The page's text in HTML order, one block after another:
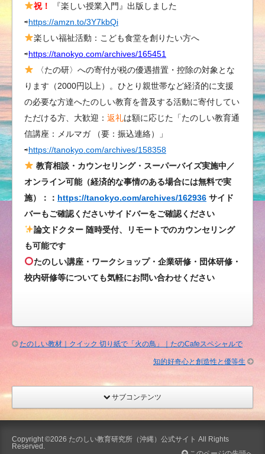
で
グ
ッ
ョ
動
｜
た
の
し
い
リ
ア
育
が
な
け
祝！
『楽しい授業入門』出版しました
⇨https://amzn.to/3Y7kbQi
楽しい福祉活動：こども食堂を創りたい方へ
⇨https://tanokyo.com/archives/165451
〈たの研〉への寄付が税の優遇措置・控除の対象とな
ります（2000円以上）。ひとり親世帯など経済的に支援
の必要な方達へたのしい教育を普及する活動に寄付してい
ただける方、大歓迎： 返礼は額に応じた「たのしい教育通
信講座：メルマガ （要：振込連絡）」
⇨https://tanokyo.com/archives/158358
教育相談・カウンセリング・スーパーバイズ実施中／
オンライン可能（経済的な事情のある場合には無料で実
施）：： https://tanokyo.com/archives/162936 サイド
バーもご確認くださいサイドバーをご確認ください
論文ドクター 随時受付、リモートでのカウンセリング
も可能です
たのしい講座・ワークショップ・企業研修・団体研修・
校内研修等についても気軽にお問い合わせください
たのしい教材｜クイック 切り紙で「火の鳥」｜たのCafeスペシャルで
知的好奇心と創造性と優等生
サブコンテンツ
Copyright ©2026 たのしい教育研究所（沖縄）公式サイト All Rights
Reserved.